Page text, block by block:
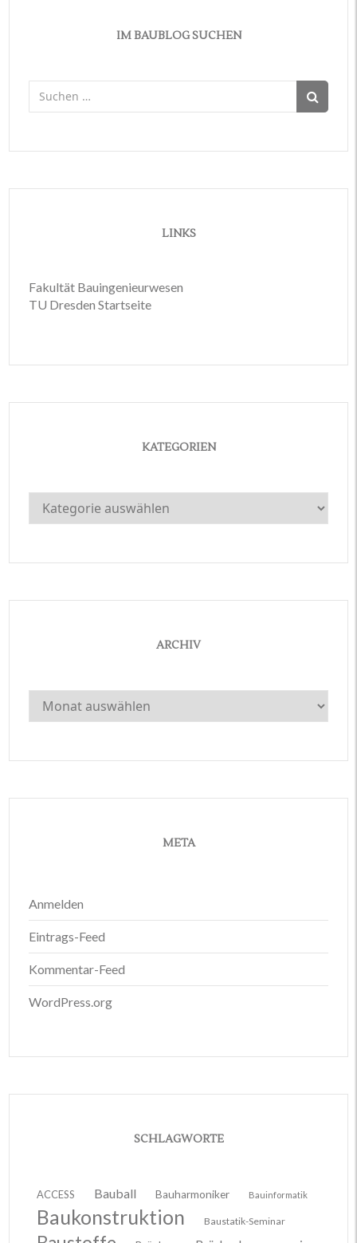
IM BAUBLOG SUCHEN
Suchen
nach:
LINKS
Fakultät Bauingenieurwesen
TU Dresden Startseite
KATEGORIEN
Kategorien
ARCHIV
Archiv
META
Anmelden
Eintrags-Feed
Kommentar-Feed
WordPress.org
SCHLAGWORTE
ACCESS Bauball Bauharmoniker Bauinformatik
Baukonstruktion Baustatik-Seminar